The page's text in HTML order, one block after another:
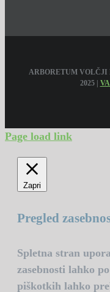
ARBORETUM VOLČJI
2025 |
Page load link
Zapri
Pregled
Spletna stran
zasebnosti lahko
piškotkih lahko